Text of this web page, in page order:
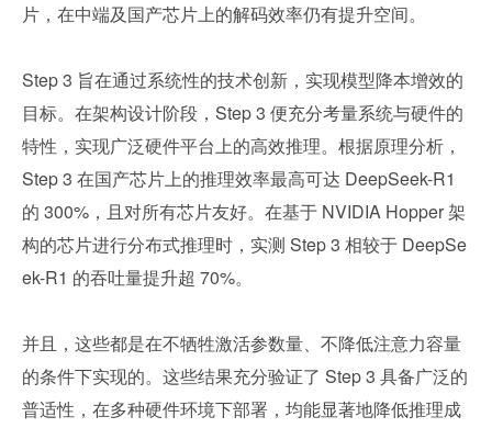
片，在中端及国产芯片上的解码效率仍有提升空间。
Step 3 旨在通过系统性的技术创新，实现模型降本增效的
目标。在架构设计阶段，Step 3 便充分考量系统与硬件的
特性，实现广泛硬件平台上的高效推理。根据原理分析，
Step 3 在国产芯片上的推理效率最高可达 DeepSeek-R1
的 300%，且对所有芯片友好。在基于 NVIDIA Hopper 架
构的芯片进行分布式推理时，实测 Step 3 相较于 DeepSe
ek-R1 的吞吐量提升超 70%。
并且，这些都是在不牺牲激活参数量、不降低注意力容量
的条件下实现的。这些结果充分验证了 Step 3 具备广泛的
普适性，在多种硬件环境下部署，均能显著地降低推理成